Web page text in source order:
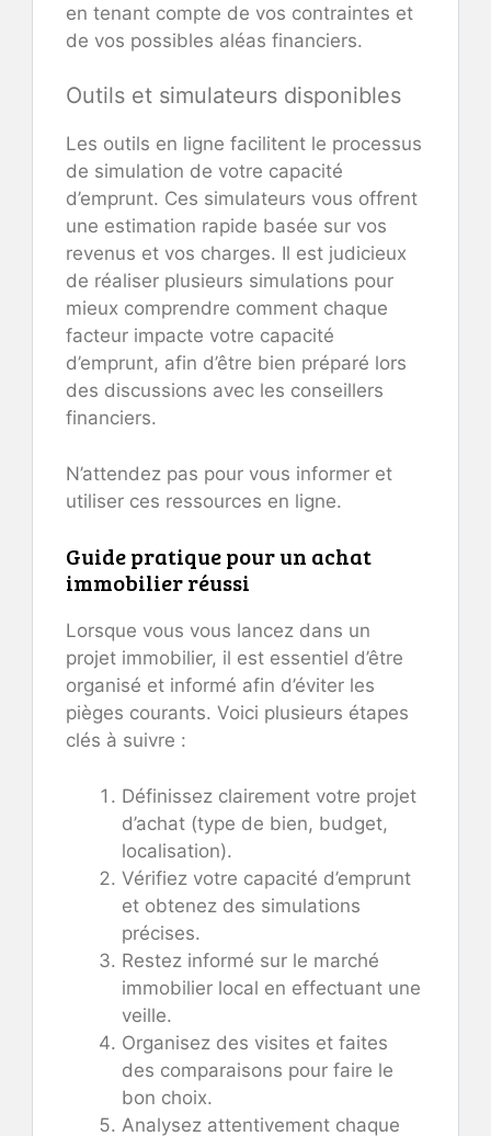
en tenant compte de vos contraintes et
de vos possibles aléas financiers.
Outils et simulateurs disponibles
Les outils en ligne facilitent le processus
de simulation de votre capacité
d’emprunt. Ces simulateurs vous offrent
une estimation rapide basée sur vos
revenus et vos charges. Il est judicieux
de réaliser plusieurs simulations pour
mieux comprendre comment chaque
facteur impacte votre capacité
d’emprunt, afin d’être bien préparé lors
des discussions avec les conseillers
financiers.
N’attendez pas pour vous informer et
utiliser ces ressources en ligne.
Guide pratique pour un achat
immobilier réussi
Lorsque vous vous lancez dans un
projet immobilier, il est essentiel d’être
organisé et informé afin d’éviter les
pièges courants. Voici plusieurs étapes
clés à suivre :
Définissez clairement votre projet
d’achat (type de bien, budget,
localisation).
Vérifiez votre capacité d’emprunt
et obtenez des simulations
précises.
Restez informé sur le marché
immobilier local en effectuant une
veille.
Organisez des visites et faites
des comparaisons pour faire le
bon choix.
Analysez attentivement chaque